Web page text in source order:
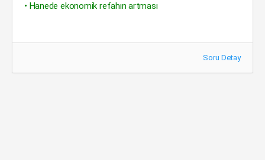
• Hanede ekonomik refahın artması
Soru Detay